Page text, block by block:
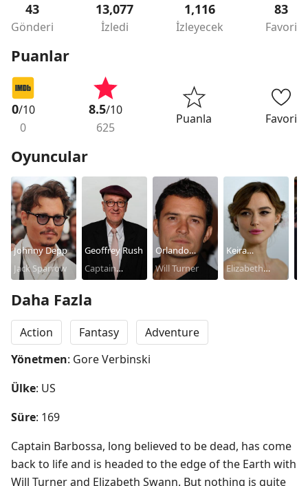
43
Gönderi
13,077
İzledi
1,116
İzleyecek
83
Favori
Puanlar
0/10
0
8.5/10
625
Puanla Favori
Oyuncular
Johnny Depp
Jack Sparrow
Geoffrey Rush
Captain
Barbossa
Orlando
Bloom
Will Turner
Keira
Knightley
Elizabeth
Daha Fazla
Action Fantasy
Adventure
Yönetmen: Gore Verbinski
Ülke: US
Süre: 169
Captain Barbossa, long believed to be dead, has come
back to life and is headed to the edge of the Earth with
Will Turner and Elizabeth Swann. But nothing is quite